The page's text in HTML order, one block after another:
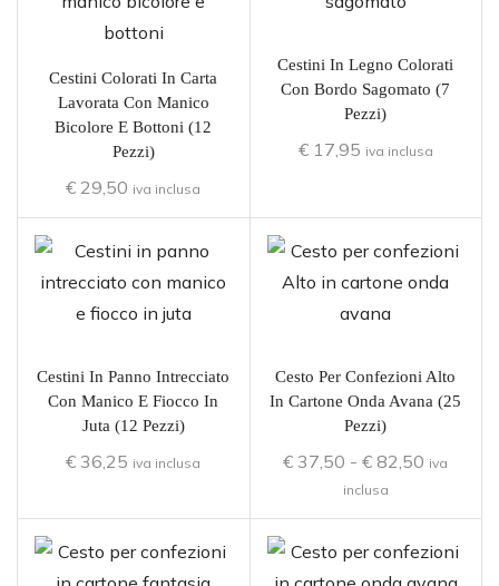
Cestini Colorati In Carta
Lavorata Con Manico
Bicolore E Bottoni (12
Pezzi)
€ 29,50 iva inclusa
Cestini In Legno Colorati
Con Bordo Sagomato (7
Pezzi)
€17,95 iva inclusa
Cestini In Panno Intrecciato
Con Manico E Fiocco In
Juta (12 Pezzi)
€ 36,25 iva inclusa
Cesto Per Confezioni Alto
In Cartone Onda Avana (25
Pezzi)
€ 37,50 - € 82,50 iva
inclusa